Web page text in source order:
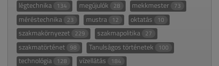
légtechnika 134 megújulók 28 mekkmester 73
méréstechnika 23 mustra 12 oktatás 10
szakmakörnyezet 229 szakmapolitika 27
szakmatörténet 98 Tanulságos történetek 100
technológia 128 vízellátás 184